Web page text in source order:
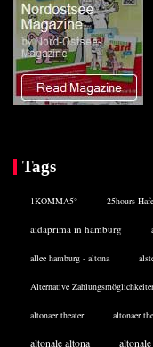
Tags
1KOMMA5° 25hours
aidaprima in hamburg
allee hamburg - altona
Alternative
altonaer theater altonaer
altonale altona